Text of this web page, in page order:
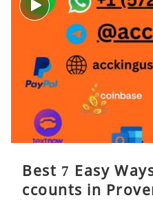
Best 7 Easy
ccounts in